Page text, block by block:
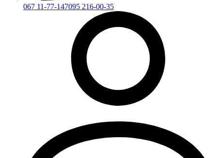
067 11-77-147095 216-00-35